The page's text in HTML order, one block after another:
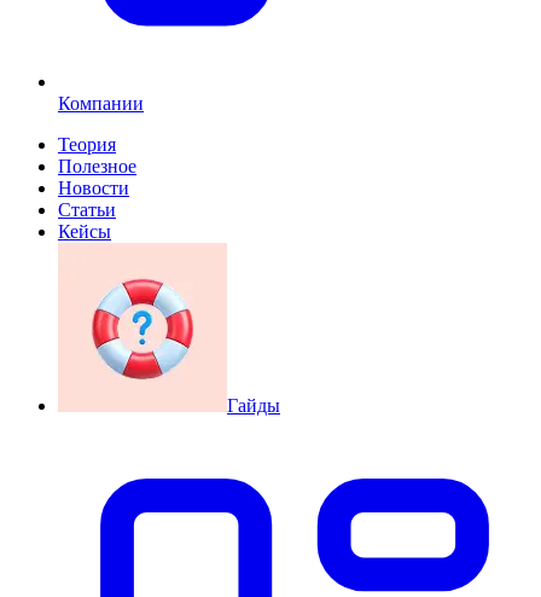
Компании
Теория
Полезное
Новости
Статьи
Кейсы
Гайды